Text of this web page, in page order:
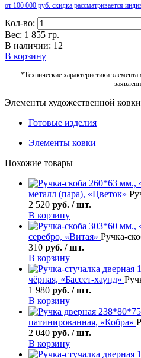
от 100 000 руб. скидка рассматривается
Кол-во:
Вес: 1 855 гр.
В наличии: 12
В корзину
*Технические характеристики элемента
Элементы художественной ковки
Готовые изделия
Элементы ковки
Похожие товары
металл (пара), «Цветок»
2 520 руб. / шт.
В корзину
серебро, «Витая» Ручка-
310 руб. / шт.
В корзину
чёрная, «Бассет-хаунд»
1 980 руб. / шт.
В корзину
патинированная, «Кобра»
2 040 руб. / шт.
В корзину